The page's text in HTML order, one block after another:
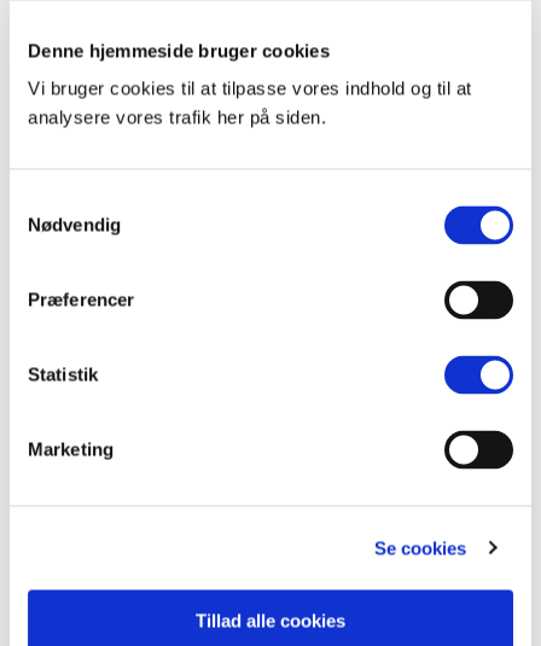
Denne hjemmeside bruger cookies
Vi bruger cookies til at tilpasse vores indhold og til at
analysere vores trafik her på siden.
Nødvendig
Præferencer
Statistik
Marketing
Se cookies
Tillad alle cookies
Opmålingsvejledning